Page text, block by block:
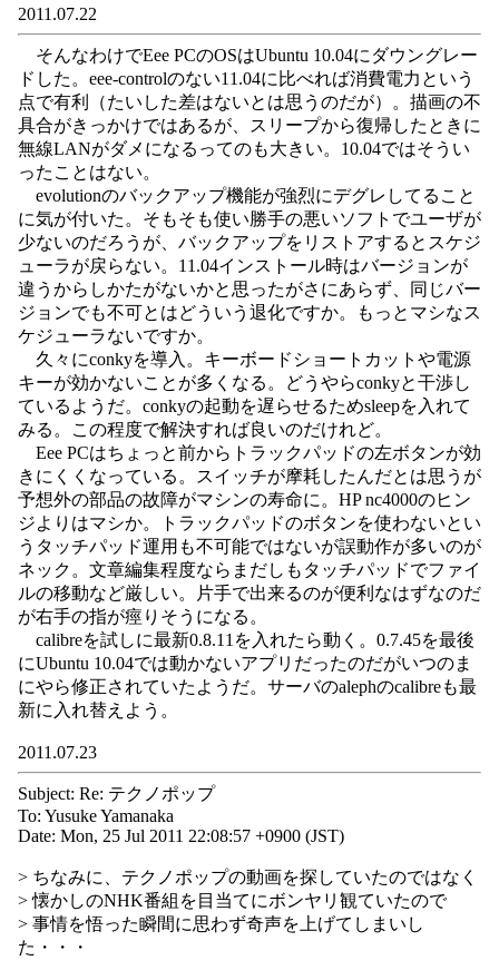
2011.07.22
そんなわけでEee PCのOSはUbuntu 10.04にダウングレー
ドした。eee-controlのない11.04に比べれば消費電力という
点で有利（たいした差はないとは思うのだが）。描画の不
具合がきっかけではあるが、スリープから復帰したときに
無線LANがダメになるってのも大きい。10.04ではそうい
ったことはない。
evolutionのバックアップ機能が強烈にデグレしてること
に気が付いた。そもそも使い勝手の悪いソフトでユーザが
少ないのだろうが、バックアップをリストアするとスケジ
ューラが戻らない。11.04インストール時はバージョンが
違うからしかたがないかと思ったがさにあらず、同じバー
ジョンでも不可とはどういう退化ですか。もっとマシなス
ケジューラないですか。
久々にconkyを導入。キーボードショートカットや電源
キーが効かないことが多くなる。どうやらconkyと干渉し
ているようだ。conkyの起動を遅らせるためsleepを入れて
みる。この程度で解決すれば良いのだけれど。
Eee PCはちょっと前からトラックパッドの左ボタンが効
きにくくなっている。スイッチが摩耗したんだとは思うが
予想外の部品の故障がマシンの寿命に。HP nc4000のヒン
ジよりはマシか。トラックパッドのボタンを使わないとい
うタッチパッド運用も不可能ではないが誤動作が多いのが
ネック。文章編集程度ならまだしもタッチパッドでファイ
ルの移動など厳しい。片手で出来るのが便利なはずなのだ
が右手の指が痙りそうになる。
calibreを試しに最新0.8.11を入れたら動く。0.7.45を最後
にUbuntu 10.04では動かないアプリだったのだがいつのま
にやら修正されていたようだ。サーバのalephのcalibreも最
新に入れ替えよう。
2011.07.23
Subject: Re: テクノポップ
To: Yusuke Yamanaka
Date: Mon, 25 Jul 2011 22:08:57 +0900 (JST)
> ちなみに、テクノポップの動画を探していたのではなく
> 懐かしのNHK番組を目当てにボンヤリ観ていたので
> 事情を悟った瞬間に思わず奇声を上げてしまいし
た・・・